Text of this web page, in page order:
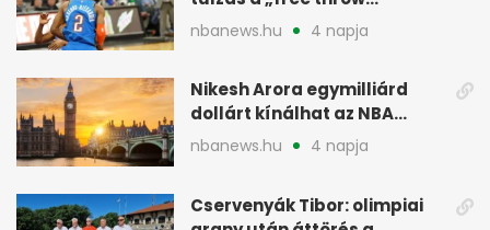
merchant” címke?
nbanews.hu 4 napja
Nikesh Arora egymilliárd
dollárt kínálhat az NBA
Europe londoni csapatáért
nbanews.hu 4 napja
Cservenyák Tibor: olimpiai